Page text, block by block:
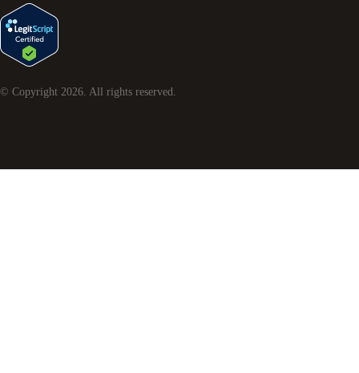
© Copyright 2026 . All rights reserved.